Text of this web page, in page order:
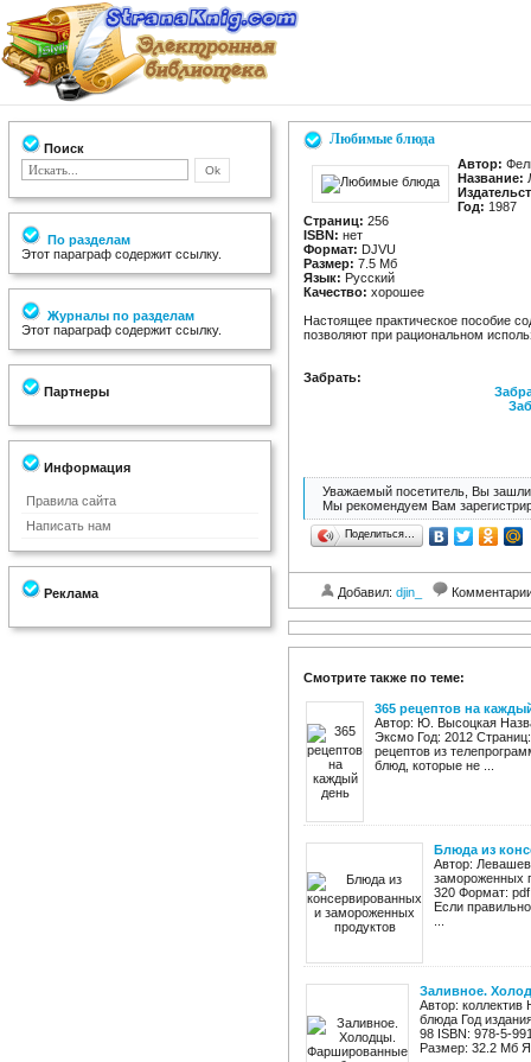
Поиск
По разделам
Этот параграф содержит ссылку.
Журналы по разделам
Этот параграф содержит ссылку.
Партнеры
Информация
Правила сайта
Написать нам
Реклама
Любимые блюда
Автор:
Название:
Год: 1987
Страниц: 256
ISBN: нет
Формат: DJVU
Размер: 7.5 Мб
Язык: Русский
Качество: хорошее
Настоящее практическое пособие
позволяют при рациональном
Забрать:
Уважаемый посетитель, Вы зашли
Мы рекомендуем Вам
Поделиться…
Добавил: djin_
Смотрите также по теме:
365 рецептов на
Автор: Ю. Высоцкая
Эксмо Год: 2012
рецептов из
блюд, которые не ...
Блюда из
Автор:
замороженных
320 Формат:
Если
Заливное.
Автор:
блюда Год
98 ISBN: 978-5-
Размер: 32.2 Мб